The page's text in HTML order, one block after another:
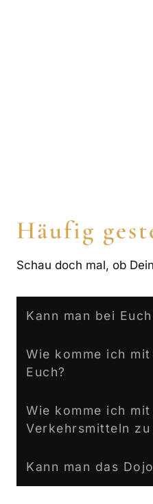
Häufig
Schau doch mal, ob
Kann man bei
Wie komme ich
Euch?
Wie komme ich
Verkehrsmitteln zu
Kann man das